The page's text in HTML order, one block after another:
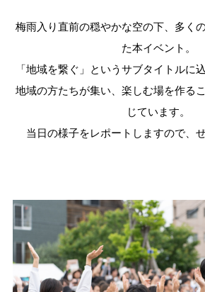
梅雨入り直前の穏やかな空の下、多く
た本イベント。
「地域を繋ぐ」というサブタイトルに
地域の方たちが集い、楽しむ場を作る
じています。
当日の様子をレポートしますので、